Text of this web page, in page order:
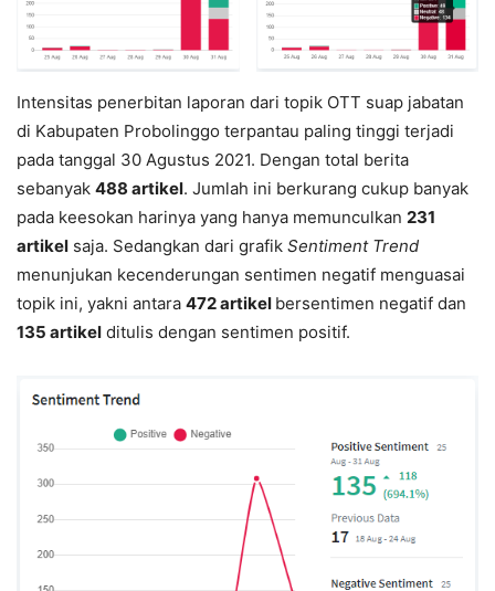
Intensitas penerbitan laporan dari topik OTT suap jabatan
di Kabupaten Probolinggo terpantau paling tinggi terjadi
pada tanggal 30 Agustus 2021. Dengan total berita
sebanyak 488 artikel. Jumlah ini berkurang cukup banyak
pada keesokan harinya yang hanya memunculkan 231
artikel saja. Sedangkan dari grafik Sentiment Trend
menunjukan kecenderungan sentimen negatif menguasai
topik ini, yakni antara 472 artikel bersentimen negatif dan
135 artikel ditulis dengan sentimen positif.